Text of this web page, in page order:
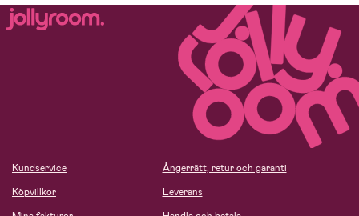
Kundservice
Köpvillkor
Ångerrätt, retur och garanti
Leverans